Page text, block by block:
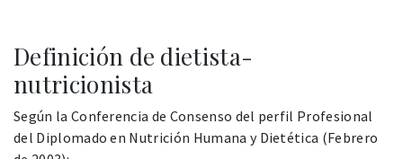
Definición de dietista-
nutricionista
Según la Conferencia de Consenso del perfil Profesional
del Diplomado en Nutrición Humana y Dietética (Febrero